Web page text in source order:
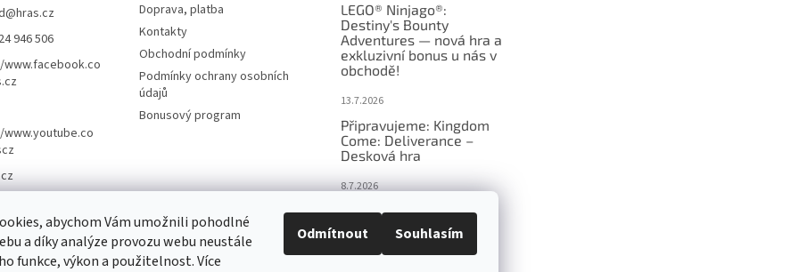
abychom Vám umožnili pohodlné
a díky analýze provozu webu neustále
funkce, výkon a použitelnost. Více
Odmítnout Souhlasím
@hras.cz
946 506
Doprava, platba
Kontakty
Obchodní podmínky
Podmínky ochrany osobních
údajů
Bonusový program
LEGO® Ninjago®:
Destiny's Bounty
Adventures — nová hra a
exkluzivní bonus u nás v
obchodě!
13.7.2026
Připravujeme: Kingdom
Come: Deliverance –
Desková hra
8.7.2026
Nejlepší deskové hry:
výběr, který frčí v celém
Česku